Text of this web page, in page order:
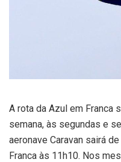
A rota da Azul em Franca
semana, às segundas e
aeronave Caravan sairá
Franca às 11h10. Nos